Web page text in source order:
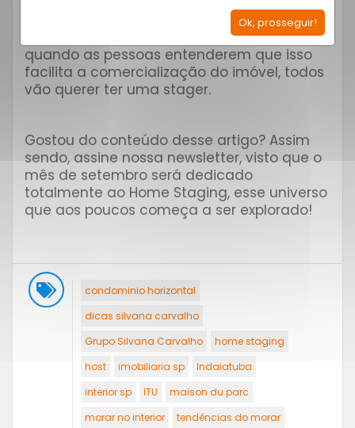
Ok, prosseguir!
plataformas imobiliárias já entenderam o
conceito e aplicam em seus imóveis. Enfim,
quando as pessoas entenderem que isso
facilita a comercialização do imóvel, todos
vão querer ter uma stager.
Gostou do conteúdo desse artigo? Assim
sendo, assine nossa newsletter, visto que o
mês de setembro será dedicado
totalmente ao Home Staging, esse universo
que aos poucos começa a ser explorado!
condominio horizontal
dicas silvana carvalho
Grupo Silvana Carvalho
home staging
host
imobiliaria sp
Indaiatuba
interior sp
ITU
maison du parc
morar no interior
tendências do morar